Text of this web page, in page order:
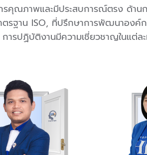
รคุณภาพและมีประสบการณ์ตรง ด้า
ตรฐาน ISO, ที่ปรึกษาการพัฒนาองค์
การปฏิบัติงานมีความเชี่ยวชาญในแต่